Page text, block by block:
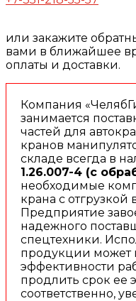
или закажите
вами в ближайшее
оплаты и доставки.
Компания
занимается
частей для
кранов
складе всегда в
1.26.007-4 (с
необходимые
крана с отгрузкой
Предприятие
надежного
спецтехники.
продукции может
эффективности
продлить срок ее
соответственно,